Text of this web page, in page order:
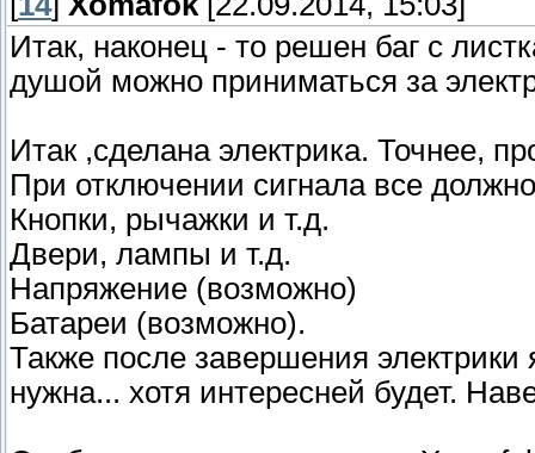
Итак, наконец - то решен баг с
душой можно приниматься за
Итак ,сделана электрика. Точнее,
При отключении сигнала все
Кнопки, рычажки и т.д.
Двери, лампы и т.д.
Напряжение (возможно)
Батареи (возможно).
Также после завершения электрики
нужна... хотя интересней будет.